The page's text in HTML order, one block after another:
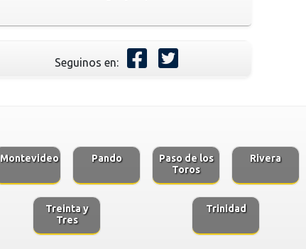
Seguinos en:
Montevideo Pando
Paso de los
Toros
Rivera
Treinta y
Tres
Trinidad